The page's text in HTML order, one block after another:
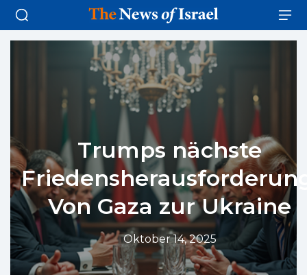
Trumps nächste
Von Gaza zur Ukraine
Oktober 14, 2025